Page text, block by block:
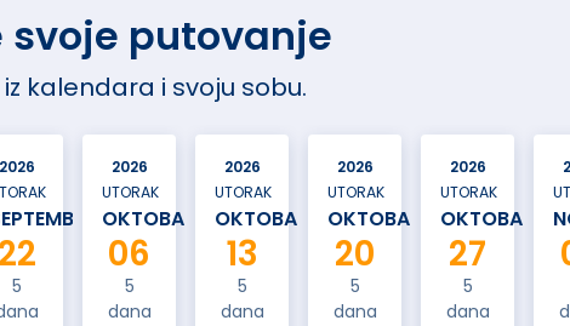
svoje putovanje
kalendara i svoju sobu.
2026
22
5
2026
UTORAK
OKTOBAR
06
5
dana
2026
UTORAK
OKTOBAR
13
5
dana
2026
UTORAK
OKTOBAR
20
5
dana
2026
UTORAK
OKTOBAR
27
5
dana